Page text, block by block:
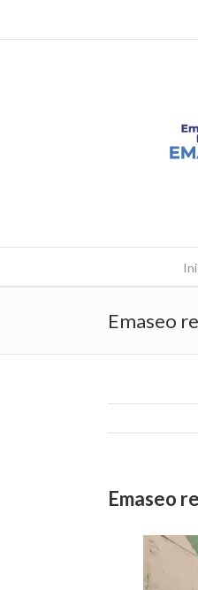
Emaseo
Emaseo